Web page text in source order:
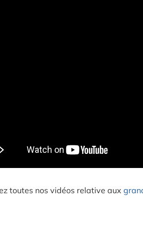
toutes nos vidéos relative aux